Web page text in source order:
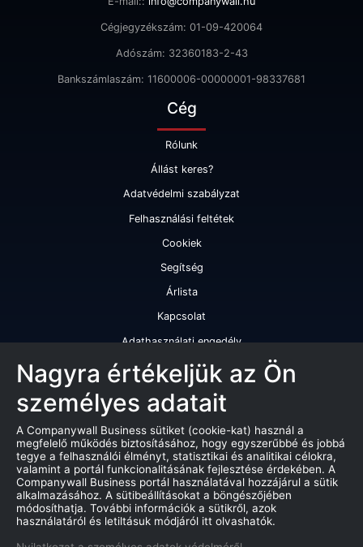
Cégjegyzékszám: 01-09-420064
Adószám: 32360183-2-43
Bankszámlaszám: 11600006-00000001-98337681
Cég
Rólunk
Állást keres?
Adatvédelmi szabályzat
Felhasználási feltétek
Cookiek
Segítség
Árlista
Kapcsolat
Adathasználati engedély
Szolgáltatásaink
Cégminősítés
Cégminősítési riport
Kiváló cégminősítési tanúsítvány
Termékek
Companywall Business - Adattovábbítási szerződés
Nagyra értékeljük az Ön
személyes adatait
A Companywall Business sütiket (cookie-kat) használ a
megfelelő működés biztosításához, hogy egyszerűbbé és jobbá
tegye a felhasználói élményt, statisztikai és analitikai célokra,
valamint a portál funkcionalitásának fejlesztése érdekében. A
Companywall Business portál használatával hozzájárul a sütik
alkalmazásához. A sütibeállításokat a böngészőjében
módosíthatja. További információk a sütikről, azok
használatáról és letiltásuk módjáról itt olvashatók.